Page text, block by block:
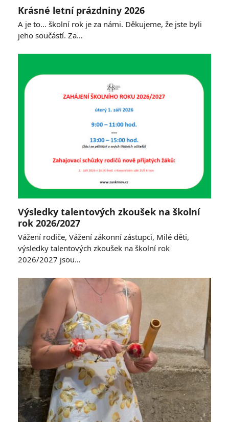
Krásné letní prázdniny 2026
A je to… školní rok je za námi. Děkujeme, že jste byli
jeho součástí. Za…
Výsledky talentových zkoušek na školní
rok 2026/2027
Vážení rodiče, Vážení zákonní zástupci, Milé děti,
výsledky talentových zkoušek na školní rok
2026/2027 jsou…